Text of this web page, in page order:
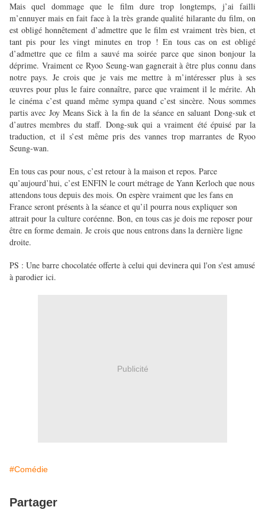
Mais quel dommage que le film dure trop longtemps, j’ai failli
m’ennuyer mais en fait face à la très grande qualité hilarante du film, on
est obligé honnêtement d’admettre que le film est vraiment très bien, et
tant pis pour les vingt minutes en trop ! En tous cas on est obligé
d’admettre que ce film a sauvé ma soirée parce que sinon bonjour la
déprime. Vraiment ce Ryoo Seung-wan gagnerait à être plus connu dans
notre pays. Je crois que je vais me mettre à m’intéresser plus à ses
œuvres pour plus le faire connaître, parce que vraiment il le mérite. Ah
le cinéma c’est quand même sympa quand c’est sincère. Nous sommes
partis avec Joy Means Sick à la fin de la séance en saluant Dong-suk et
d’autres membres du staff. Dong-suk qui a vraiment été épuisé par la
traduction, et il s’est même pris des vannes trop marrantes de Ryoo
Seung-wan.
En tous cas pour nous, c’est retour à la maison et repos. Parce
qu’aujourd’hui, c’est ENFIN le court métrage de Yann Kerloch que nous
attendons tous depuis des mois. On espère vraiment que les fans en
France seront présents à la séance et qu’il pourra nous expliquer son
attrait pour la culture coréenne. Bon, en tous cas je dois me reposer pour
être en forme demain. Je crois que nous entrons dans la dernière ligne
droite.
PS : Une barre chocolatée offerte à celui qui devinera qui l'on s'est amusé
à parodier ici.
Publicité
#Comédie
Partager